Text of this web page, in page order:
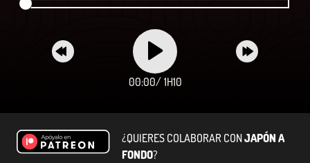
00:00/ 1H10
¿QUIERES COLABORAR CONJAPÓN A
FONDO?